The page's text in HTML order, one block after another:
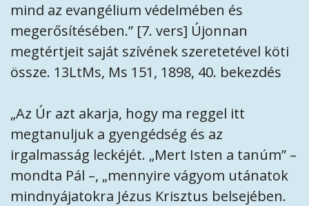
mind az evangélium védelmében és
megerősítésében.” [7. vers] Újonnan
megtértjeit saját szívének szeretetével köti
össze. 13LtMs, Ms 151, 1898, 40. bekezdés
„Az Úr azt akarja, hogy ma reggel itt
megtanuljuk a gyengédség és az
irgalmasság leckéjét. „Mert Isten a tanúm” –
mondta Pál –, „mennyire vágyom utánatok
mindnyájatokra Jézus Krisztus belsejében.